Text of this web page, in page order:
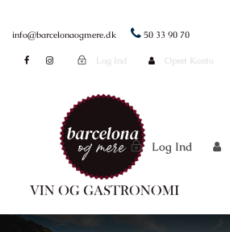
info@barcelonaogmere.dk 50 33 90 70
Log Ind Opret Konto
Log Ind